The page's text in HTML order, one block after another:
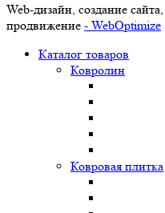
Web-дизайн, создание сайта,
продвижение - WebOptimize
Каталог товаров
Ковролин
Ковровая плитка